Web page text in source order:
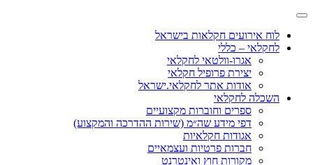
לוח אירועים חקלאות בישראל
לחקלאי – כללי
אגרו-וולטאי לחקלאי
יצירת פרופיל חקלאי
אודות אתר לחקלאי.ישראל
השכלה לחקלאי
ספרים וחוברות מקצועיים
דפי מידע שה״מ (שירות ההדרכה והמקצוע)
אגודות חקלאיות
חברות פרטיות ועצמאיים
מקורות חוץ ואינטרנט